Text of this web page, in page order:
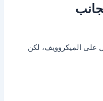
على الميكروويف، لكن